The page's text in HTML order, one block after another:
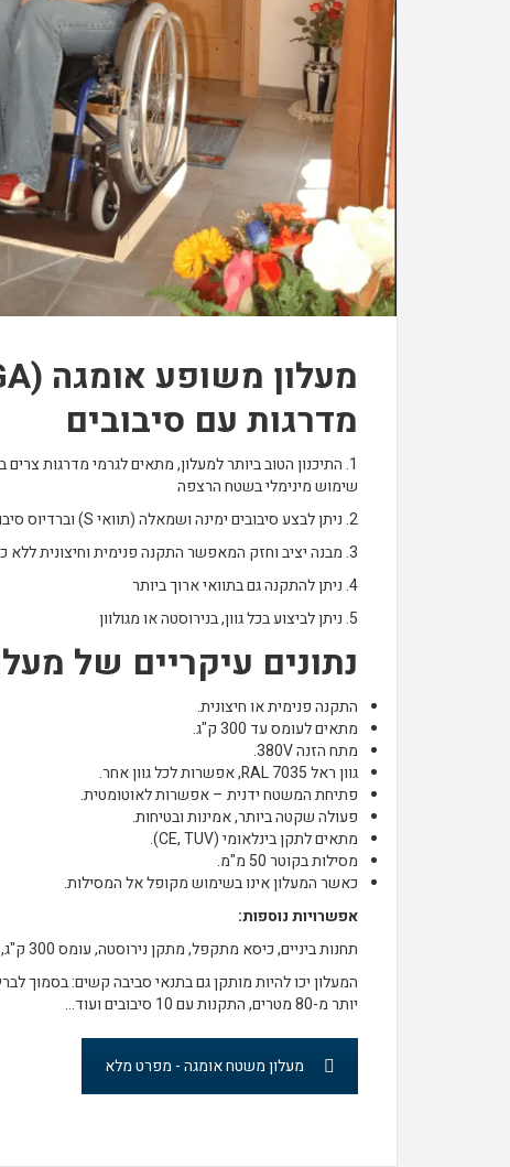
מדרגות עם סיבובים
1. התיכנון הטוב ביותר למעלון, מתאים לגרמי מדרגות
שימוש מינימלי בשטח הרצפה
2. ניתן לבצע סיבובים ימינה ושמאלה (תוואי S) וברדיוס סיבוב קטן ביותר
3. מבנה יציב וחזק המאפשר התקנה פנימית וחיצונית ללא כל בעיה
4. ניתן להתקנה גם בתוואי ארוך ביותר
5. ניתן לביצוע בכל גוון, בנירוסטה או מגולוון
נתונים עיקריים של
התקנה פנימית או חיצונית.
מתאים לעומס עד 300 ק"ג.
מתח הזנה 380V.
גוון ראל 7035 RAL, אפשרות לכל גוון אחר.
פתיחת המשטח ידנית – אפשרות לאוטומטית.
פעולה שקטה ביותר, אמינות ובטיחות.
מתאים לתקן בינלאומי (CE, TUV).
מסילות בקוטר 50 מ"מ.
כאשר המעלון אינו בשימוש מקופל אל המסילות.
אפשרויות נוספות:
תחנות ביניים, כיסא מתקפל, מתקן נירוסטה, עומס 300 ק"ג, הזנה 220V, גיבוי ועוד,
המעלון יכו להיות מותקן גם בתנאי סביבה קשים: בסמוך
יותר מ-80 מטרים, התקנות עם 10 סיבובים ועוד…
מעלון משטח אומגה - מפרט מלא